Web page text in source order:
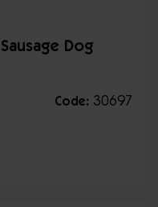
Dog
Code: 30697